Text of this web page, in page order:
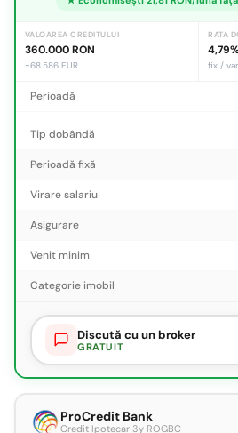
VALOAREA CREDITULUI
360.000 RON
~68.586 EUR
RATA
fix /
Perioadă
Tip dobândă
Perioadă fixă
Virare salariu
Asigurare
Venit minim
Categorie imobil
Discută cu un broker
GRATUIT
ProCredit Bank
Credit Ipotecar 3y ROGBC